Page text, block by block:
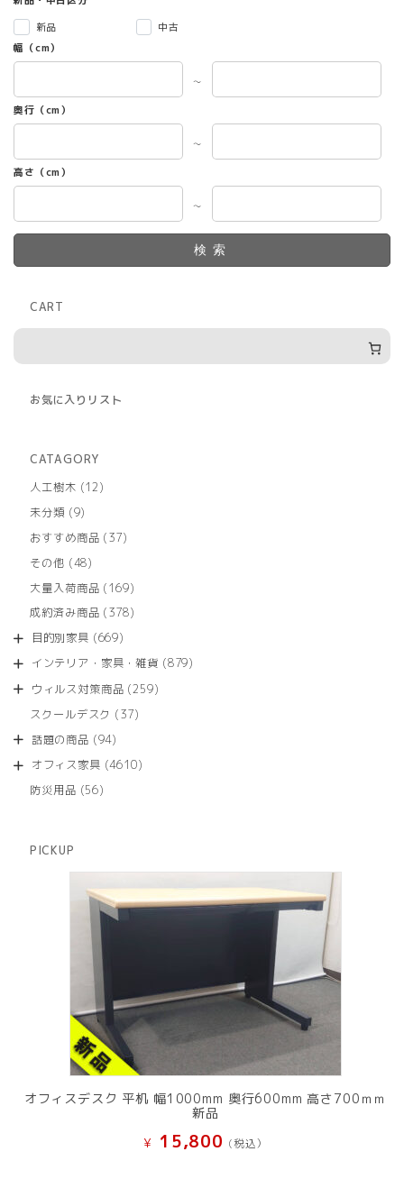
新品
中古
幅（cm）
～
奥行（cm）
～
高さ（cm）
～
検索
CART
お気に入りリスト
CATAGORY
人工樹木
1212
商
未分類 99
の
商
おすすめ商品 3737
商
その他 4848
の
商
大量入荷商品 169169
の
成約済み商品 378378
商
目的別家具 669669
の
商
インテリア・家具・雑貨 879879
ウィルス対策商品 259259
スクールデスク 3737
商
話題の商品 9494
の
オフィス家具 46104610
防災用品 5656
PICKUP
オフィスデスク 平机 幅1000mm 奥行600mm 高さ700ｍｍ
新品
¥ 15,800 (税込）